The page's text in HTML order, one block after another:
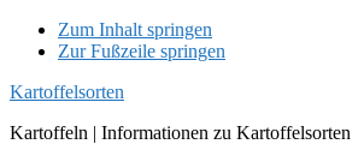
Zum Inhalt springen
Zur Fußzeile springen
Kartoffelsorten
Kartoffeln | Informationen zu Kartoffelsorten